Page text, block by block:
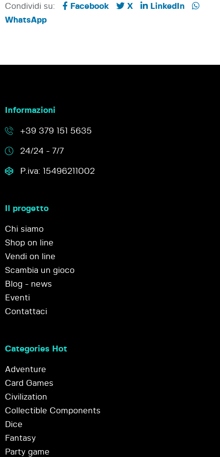
Condividi su: Facebook X
LinkedIn
WhatsApp
Informazioni
+39 379 151 5635
24/24 - 7/7
P.iva: 15496211002
Il progetto
Chi siamo
Shop on line
Vendi on line
Scambia un gioco
Blog - news
Eventi
Contattaci
Categories Hot
Adventure
Card Games
Civilization
Collectible Components
Dice
Fantasy
Party game